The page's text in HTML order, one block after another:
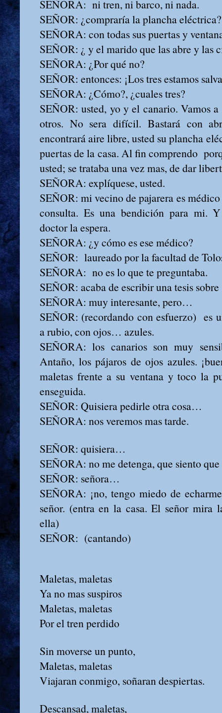
SEÑORA: ni tren, ni barco, ni nada.
SEÑOR: ¿compraría la plancha eléctrica?
SEÑORA: con todas sus puertas y
SEÑOR: ¿ y el marido que las abre y las
SEÑORA: ¿Por qué no?
SEÑOR: entonces: ¡Los tres estamos
SEÑORA: ¿Cómo?, ¿cuales tres?
SEÑOR: usted, yo y el canario. Vamos
otros. No sera difícil. Bastará con
encontrará aire libre, usted su plancha
puertas de la casa. Al fin comprendo
usted; se trataba una vez mas, de dar
SEÑORA: explíquese, usted.
SEÑOR: mi vecino de pajarera es
consulta. Es una bendición para mi.
doctor la espera.
SEÑORA: ¿y cómo es ese médico?
SEÑOR: laureado por la facultad de
SEÑORA: no es lo que te preguntaba.
SEÑOR: acaba de escribir una tesis
SEÑORA: muy interesante, pero…
SEÑOR: (recordando con esfuerzo) es
a rubio, con ojos… azules.
SEÑORA: los canarios son muy
Antaño, los pájaros de ojos azules.
maletas frente a su ventana y toco la
enseguida.
SEÑOR: Quisiera pedirle otra cosa…
SEÑORA: nos veremos mas tarde.
SEÑOR: quisiera…
SEÑORA: no me detenga, que siento
SEÑOR: señora…
SEÑORA: ¡no, tengo miedo de
señor. (entra en la casa. El señor mira
ella)
SEÑOR: (cantando)
Maletas, maletas
Ya no mas suspiros
Maletas, maletas
Por el tren perdido
Sin moverse un punto,
Maletas, maletas
Viajaran conmigo, soñaran despiertas.
Descansad, maletas,